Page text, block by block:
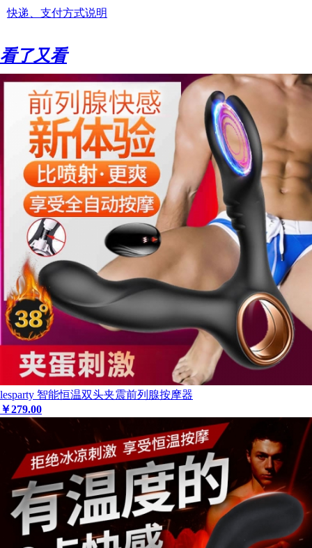
快递、支付方式说明
看了又看
lesparty 智能恒温双头夹震前列腺按摩器
￥279.00